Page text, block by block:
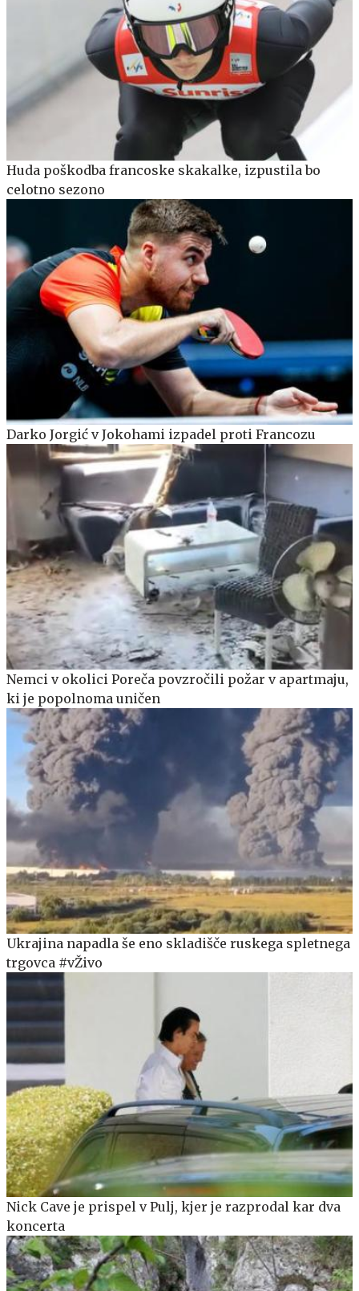
Huda poškodba francoske skakalke, izpustila bo
celotno sezono
Darko Jorgić v Jokohami izpadel proti Francozu
Nemci v okolici Poreča povzročili požar v apartmaju,
ki je popolnoma uničen
Ukrajina napadla še eno skladišče ruskega spletnega
trgovca #vŽivo
Nick Cave je prispel v Pulj, kjer je razprodal kar dva
koncerta